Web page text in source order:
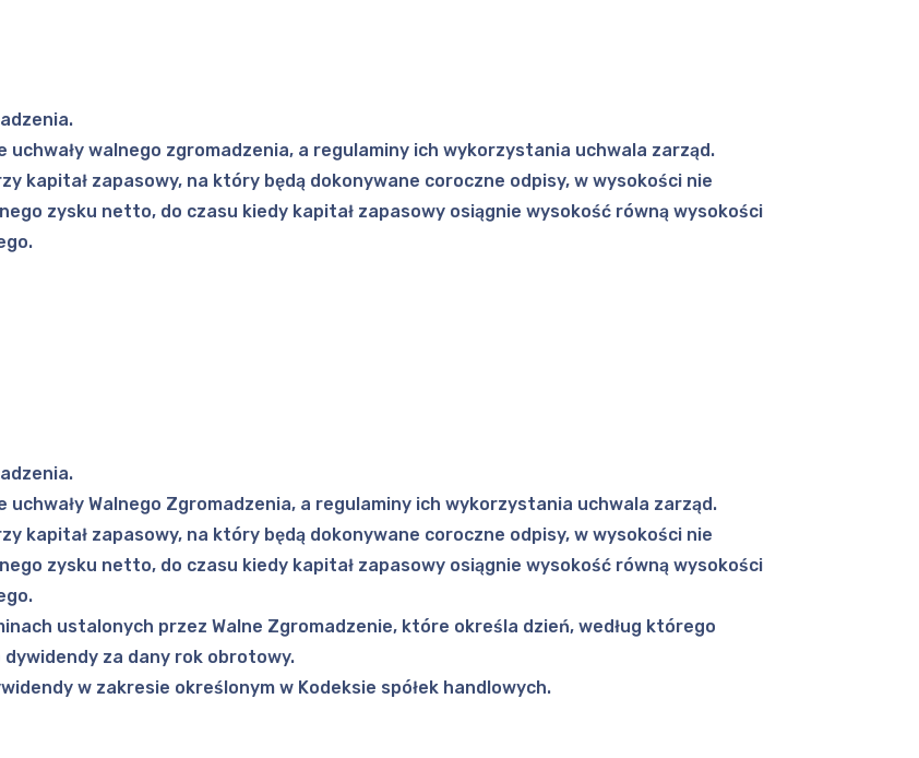
walnego zgromadzenia, a regulaminy ich wykorzystania uchwala zarząd.
kapitał zapasowy, na który będą dokonywane coroczne odpisy, w wysokości nie
zysku netto, do czasu kiedy kapitał zapasowy osiągnie wysokość równą wysokości
Walnego Zgromadzenia, a regulaminy ich wykorzystania uchwala zarząd.
kapitał zapasowy, na który będą dokonywane coroczne odpisy, w wysokości nie
zysku netto, do czasu kiedy kapitał zapasowy osiągnie wysokość równą wysokości
ustalonych przez Walne Zgromadzenie, które określa dzień, według którego
za dany rok obrotowy.
w zakresie określonym w Kodeksie spółek handlowych.